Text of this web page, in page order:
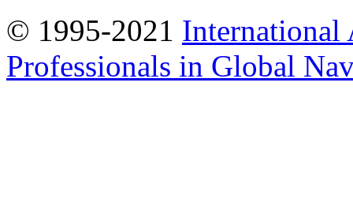
© 1995-2021 International
Professionals in Global